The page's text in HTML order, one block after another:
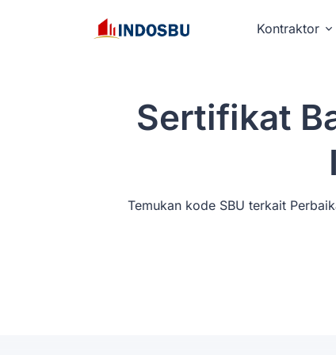
Kontraktor
Sertifikat
Temukan kode SBU terkait